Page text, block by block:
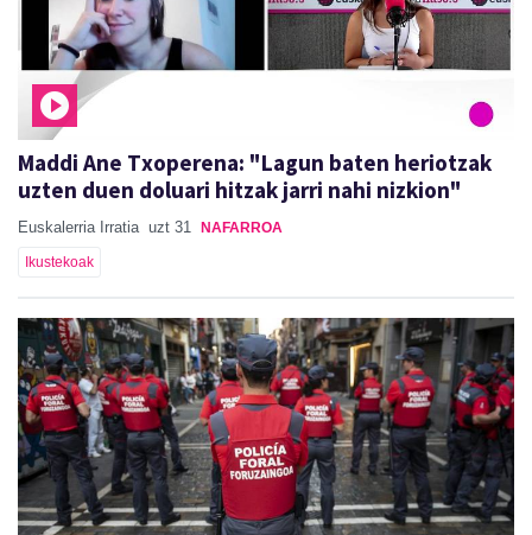
Maddi Ane Txoperena: "Lagun baten heriotzak
uzten duen doluari hitzak jarri nahi nizkion"
Euskalerria Irratia uzt 31 NAFARROA
Ikustekoak